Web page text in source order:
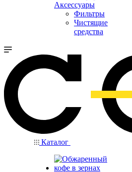
Аксессуары
Фильтры
Чистящие
средства
Каталог